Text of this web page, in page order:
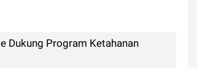
Dukung Program Ketahanan